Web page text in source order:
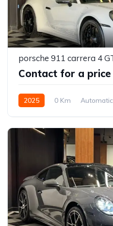
porsche 911 carrera 4
Contact for a price
2025 0 Km Automatic